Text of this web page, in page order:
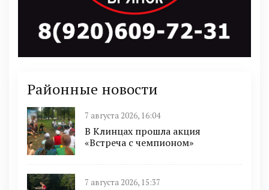
Районные новости
7 августа 2026, 16:04
В Клинцах прошла акция
«Встреча с чемпионом»
7 августа 2026, 15:37